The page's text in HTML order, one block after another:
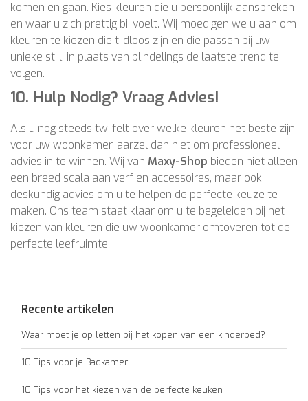
komen en gaan. Kies kleuren die u persoonlijk aanspreken
en waar u zich prettig bij voelt. Wij moedigen we u aan om
kleuren te kiezen die tijdloos zijn en die passen bij uw
unieke stijl, in plaats van blindelings de laatste trend te
volgen.
10. Hulp Nodig? Vraag Advies!
Als u nog steeds twijfelt over welke kleuren het beste zijn
voor uw woonkamer, aarzel dan niet om professioneel
advies in te winnen. Wij van Maxy-Shop bieden niet alleen
een breed scala aan verf en accessoires, maar ook
deskundig advies om u te helpen de perfecte keuze te
maken. Ons team staat klaar om u te begeleiden bij het
kiezen van kleuren die uw woonkamer omtoveren tot de
perfecte leefruimte.
Recente artikelen
Waar moet je op letten bij het kopen van een kinderbed?
10 Tips voor je Badkamer
10 Tips voor het kiezen van de perfecte keuken